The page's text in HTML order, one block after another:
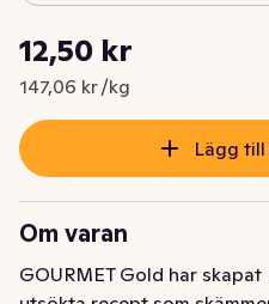
Nuvarande pris är: 12,50 kr
12,50 kr
147,06 kr /kg
Styckpris: 147,06 kr /kg
Lägg
Om varan
GOURMET Gold har